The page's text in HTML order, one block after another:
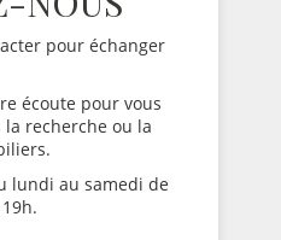
pour échanger
écoute pour vous
recherche ou la
lundi au samedi de